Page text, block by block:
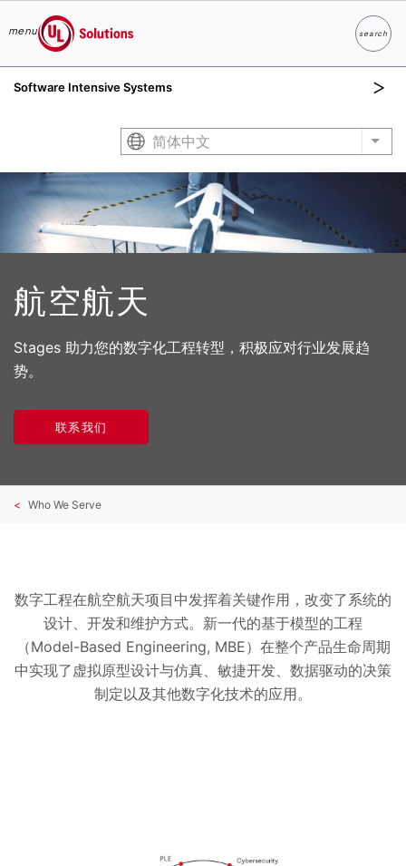
menu
UL Solutions
searchSearch
Software Intensive Systems
简体中文 List
航空航天
Stages 助力您的数字化工程转型，积极应对行业发展趋
势。
联系我们
Who We Serve
数字工程在航空航天项目中发挥着关键作用，改变了系统的
设计、开发和维护方式。新一代的基于模型的工程
（Model-Based Engineering, MBE）在整个产品生命周期
中实现了虚拟原型设计与仿真、敏捷开发、数据驱动的决策
制定以及其他数字化技术的应用。